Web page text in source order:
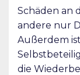
Schäden an
andere nur
Außerdem
die